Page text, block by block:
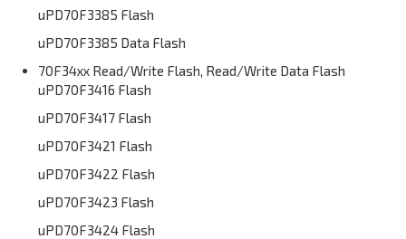
uPD70F3385 Flash
uPD70F3385 Data Flash
70F34xx Read/Write Flash, Read/Write Data Flash
uPD70F3416 Flash
uPD70F3417 Flash
uPD70F3421 Flash
uPD70F3422 Flash
uPD70F3423 Flash
uPD70F3424 Flash